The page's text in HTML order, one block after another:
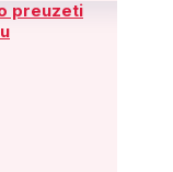
preuzeti